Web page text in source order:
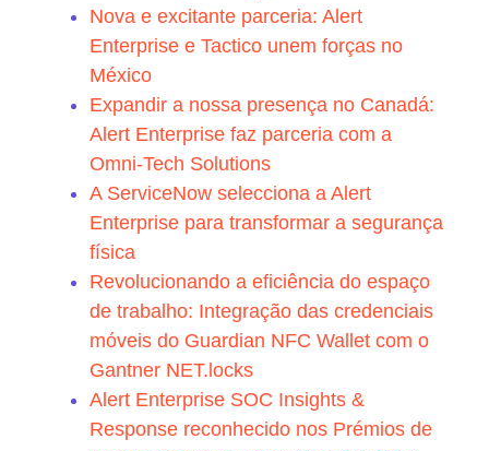
Nova e excitante parceria: Alert
Enterprise e Tactico unem forças no
México
Expandir a nossa presença no Canadá:
Alert Enterprise faz parceria com a
Omni-Tech Solutions
A ServiceNow selecciona a Alert
Enterprise para transformar a segurança
física
Revolucionando a eficiência do espaço
de trabalho: Integração das credenciais
móveis do Guardian NFC Wallet com o
Gantner NET.locks
Alert Enterprise SOC Insights &
Response reconhecido nos Prémios de